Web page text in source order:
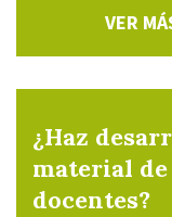
VER
¿Haz
material
docentes?